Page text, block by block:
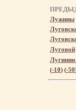
Лужины
Луговой
(-10) (-50